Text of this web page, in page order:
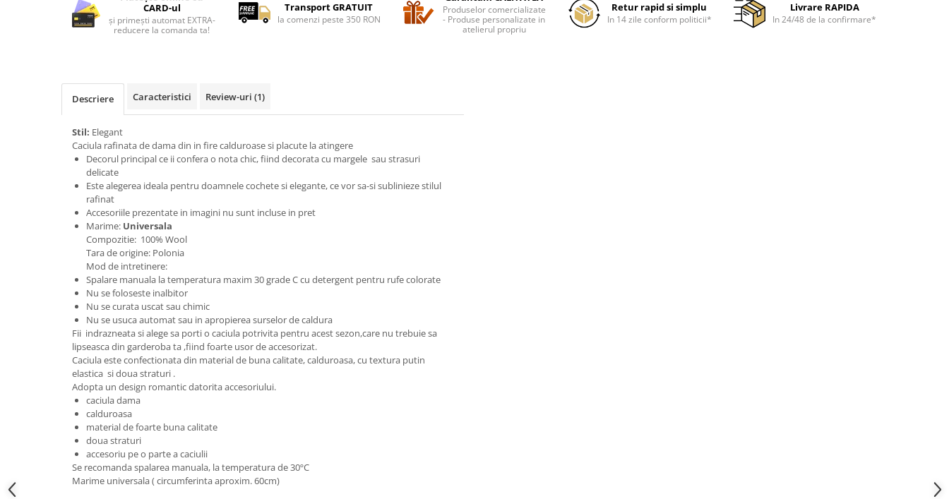
Lenjerii de pat pentru copii
Pijamale de dama
Pijamale de barbati
WINTER Collection
Halate si pijamale Family
Seturi elegante femei
Pijamale BIG SIZE femei
Cadouri ocazii speciale
Tricouri de craciun
Tricouri de cuplu Valentine's Day
Cadouri pentru Bunici
Cadouri pentru Nasi si Fini
Cadouri Craciun
Cadouri pentru Mama
Cadouri pentru profesori sau absolventi
Cadouri Back to school
Cadouri de Paște
Cadouri Traditionale Romanesti
CARD-ul
și primești automat EXTRA-
reducere la comanda ta!
Transport GRATUIT
la comenzi peste 350 RON
Produselor comercializate
- Produse personalizate in
atelierul propriu
Retur rapid si simplu
In 14 zile conform politicii*
Livrare RAPIDA
In 24/48 de la confirmare*
Descriere Caracteristici Review-uri (1)
Stil: Elegant
Caciula rafinata de dama din in fire calduroase si placute la atingere
Decorul principal ce ii confera o nota chic, fiind decorata cu margele sau strasuri
delicate
Este alegerea ideala pentru doamnele cochete si elegante, ce vor sa-si sublinieze stilul
rafinat
Accesoriile prezentate in imagini nu sunt incluse in pret
Marime: Universala
Compozitie: 100% Wool
Tara de origine: Polonia
Mod de intretinere:
Spalare manuala la temperatura maxim 30 grade C cu detergent pentru rufe colorate
Nu se foloseste inalbitor
Nu se curata uscat sau chimic
Nu se usuca automat sau in apropierea surselor de caldura
Fii indrazneata si alege sa porti o caciula potrivita pentru acest sezon,care nu trebuie sa
lipseasca din garderoba ta ,fiind foarte usor de accesorizat.
Caciula este confectionata din material de buna calitate, calduroasa, cu textura putin
elastica si doua straturi .
Adopta un design romantic datorita accesoriului.
caciula dama
calduroasa
material de foarte buna calitate
doua straturi
accesoriu pe o parte a caciulii
Se recomanda spalarea manuala, la temperatura de 30ºC
Marime universala ( circumferinta aproxim. 60cm)